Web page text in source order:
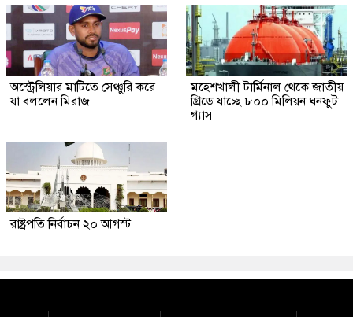
অস্ট্রেলিয়ার মাটিতে সেঞ্চুরি করে
যা বললেন মিরাজ
মহেশখালী টার্মিনাল থেকে জাতীয়
গ্রিডে যাচ্ছে ৮০০ মিলিয়ন ঘনফুট
গ্যাস
রাষ্ট্রপতি নির্বাচন ২০ আগস্ট